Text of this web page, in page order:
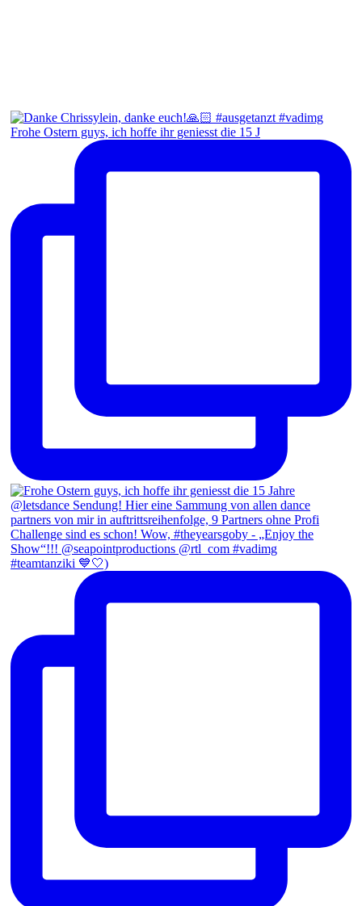
Frohe Ostern guys, ich hoffe ihr geniesst die 15 J
#teamtanziki 💙🤍)